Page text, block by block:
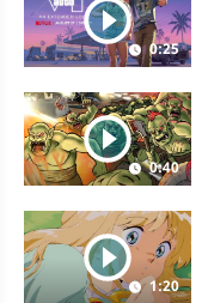
0:25
0:40
1:20